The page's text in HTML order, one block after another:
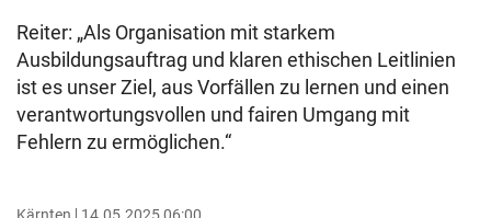
Reiter: „Als Organisation mit starkem
Ausbildungsauftrag und klaren ethischen Leitlinien
ist es unser Ziel, aus Vorfällen zu lernen und einen
verantwortungsvollen und fairen Umgang mit
Fehlern zu ermöglichen.“